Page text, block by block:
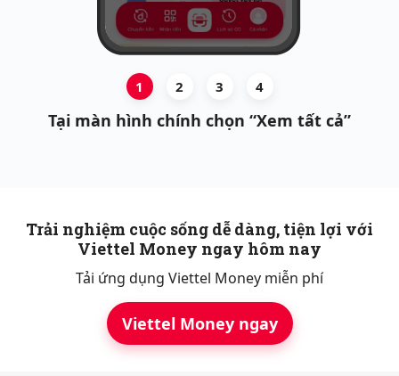
1
Tại màn hình chính chọn “Xem tất cả”
2 3 4
Trải nghiệm cuộc sống dễ dàng, tiện lợi với
Viettel Money ngay hôm nay
Tải ứng dụng Viettel Money miễn phí
Viettel Money ngay